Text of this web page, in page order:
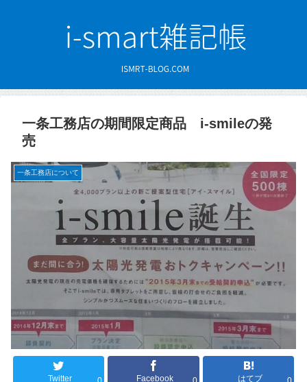
一条工務店の期間限定商品 i-smileの発
売
一条工務店について
Twitter Facebook はてブ